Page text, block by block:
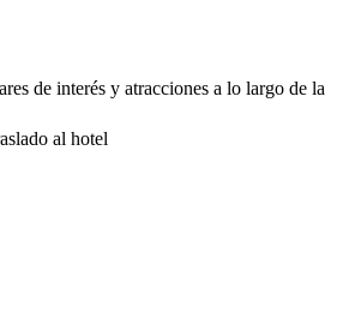
de interés y atracciones a lo largo de la
al hotel